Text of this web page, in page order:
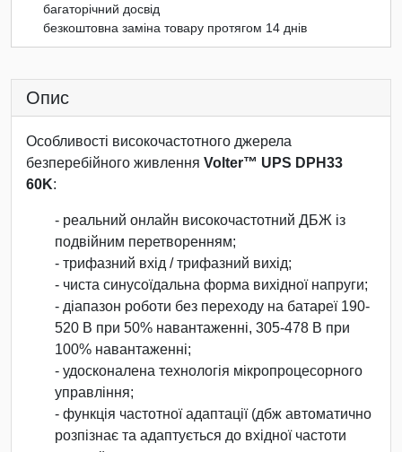
багаторічний досвід
безкоштовна заміна товару протягом 14 днів
Опис
Особливості високочастотного джерела
безперебійного живлення Volter™ UPS DPH33
60K:
- реальний онлайн високочастотний ДБЖ із
подвійним перетворенням;
- трифазний вхід / трифазний вихід;
- чиста синусоїдальна форма вихідної напруги;
- діапазон роботи без переходу на батареї 190-
520 В при 50% навантаженні, 305-478 В при
100% навантаженні;
- удосконалена технологія мікропроцесорного
управління;
- функція частотної адаптації (дбж автоматично
розпізнає та адаптується до вхідної частоти